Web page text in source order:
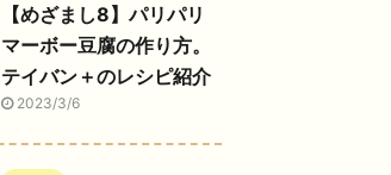
【めざまし8】パリパリ
マーボー豆腐の作り方。
テイバン＋のレシピ紹介
2023/3/6